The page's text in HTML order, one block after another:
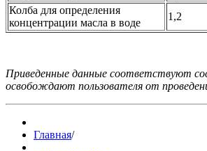
Колба для определения
концентрации масла в воде
1,2
Приведенные данные соответствуют
освобождают пользователя от
Главная/